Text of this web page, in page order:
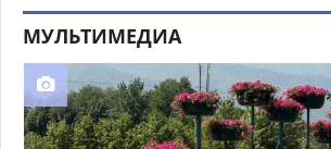
МУЛЬТИМЕДИА